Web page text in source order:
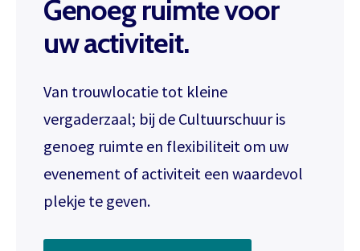
Inloggen
om de betaling te doen en zodra die
binnen is verwerken we het
abonnement.
U krijgt dan bericht dat u gratis kan
bij de voorstelling.
Genoeg ruimte voor
uw activiteit.
Van trouwlocatie tot kleine
vergaderzaal; bij de Cultuurschuur is
genoeg ruimte en flexibiliteit om uw
evenement of activiteit een waardevol
plekje te geven.